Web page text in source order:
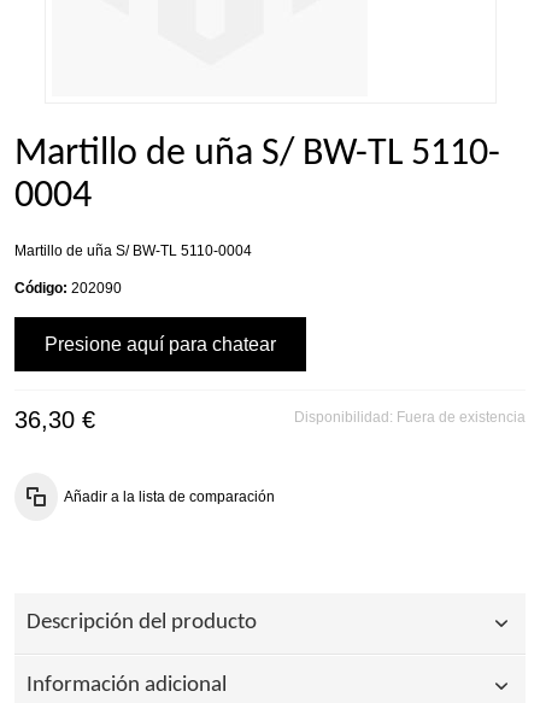
Martillo de uña S/ BW-TL 5110-
0004
Martillo de uña S/ BW-TL 5110-0004
Código: 202090
Presione aquí para chatear
Disponibilidad: Fuera de existencia
36,30 €
Añadir a la lista de comparación
Descripción del producto
Información adicional